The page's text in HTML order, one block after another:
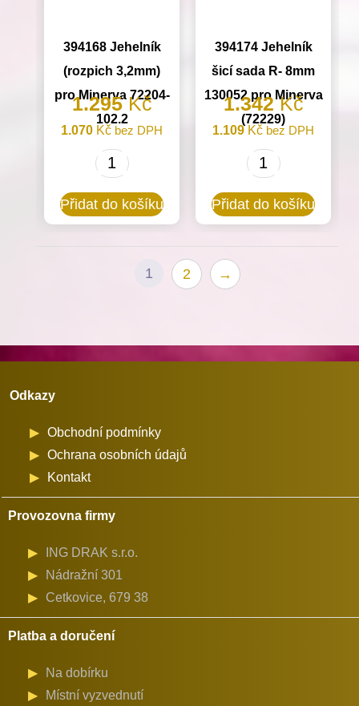
394168 Jehelník
(rozpich 3,2mm)
pro Minerva 72204-
102.2
1.295Kč
1.070 Kč bez DPH
394168
(rozpich
Minerva
Přidat do košíku
394174 Jehelník
šicí sada R- 8mm
130052 pro Minerva
(72229)
1.342Kč
1.109 Kč bez DPH
394174
šicí
Přidat do košíku
1 2 →
Odkazy
Obchodní podmínky
Ochrana osobních údajů
Kontakt
Provozovna firmy
ING DRAK s.r.o.
Nádražní 301
Cetkovice, 679 38
Platba a doručení
Na dobírku
Místní vyzvednutí